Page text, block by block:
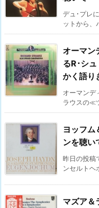
デュ･プレ
ットから、
オーマン
るR･シ
かく語
オーマンデ
ラウスの≪
ヨッフム
ンを聴い
昨日の投稿
ンセルトヘ
マズア＆